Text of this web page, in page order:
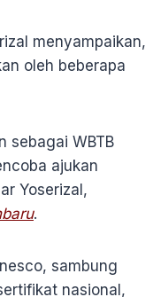
menyampaikan,
oleh beberapa
sebagai WBTB
ajukan
Yoserizal,
.
sambung
nasional,